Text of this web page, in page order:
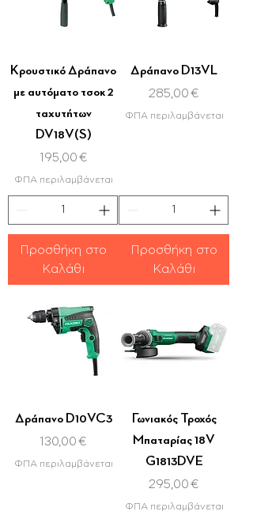
Κρουστικό Δράπανο
με αυτόματο τσοκ 2
ταχυτήτων
DV18V(S)
Τιμή
195,00 €
ΦΠΑ περιλαμβάνεται
Προσθήκη στο
Καλάθι
Δράπανο D13VL
Τιμή
285,00 €
ΦΠΑ περιλαμβάνεται
Προσθήκη στο
Καλάθι
Δράπανο D10VC3
Τιμή
130,00 €
ΦΠΑ περιλαμβάνεται
Γωνιακός Τροχός
Μπαταρίας 18V
G1813DVE
Τιμή
295,00 €
ΦΠΑ περιλαμβάνεται